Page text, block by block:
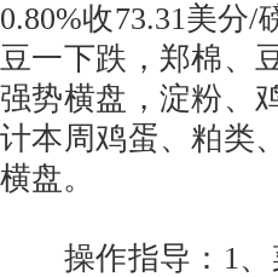
0.80%收73.31美分
豆一下跌，郑棉、
强势横盘，淀粉、
计本周鸡蛋、粕类
横盘。
操作指导：1、